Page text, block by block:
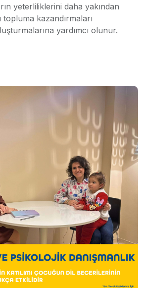
yeterliliklerini daha yakından
topluma kazandırmaları
yardımcı olunur.